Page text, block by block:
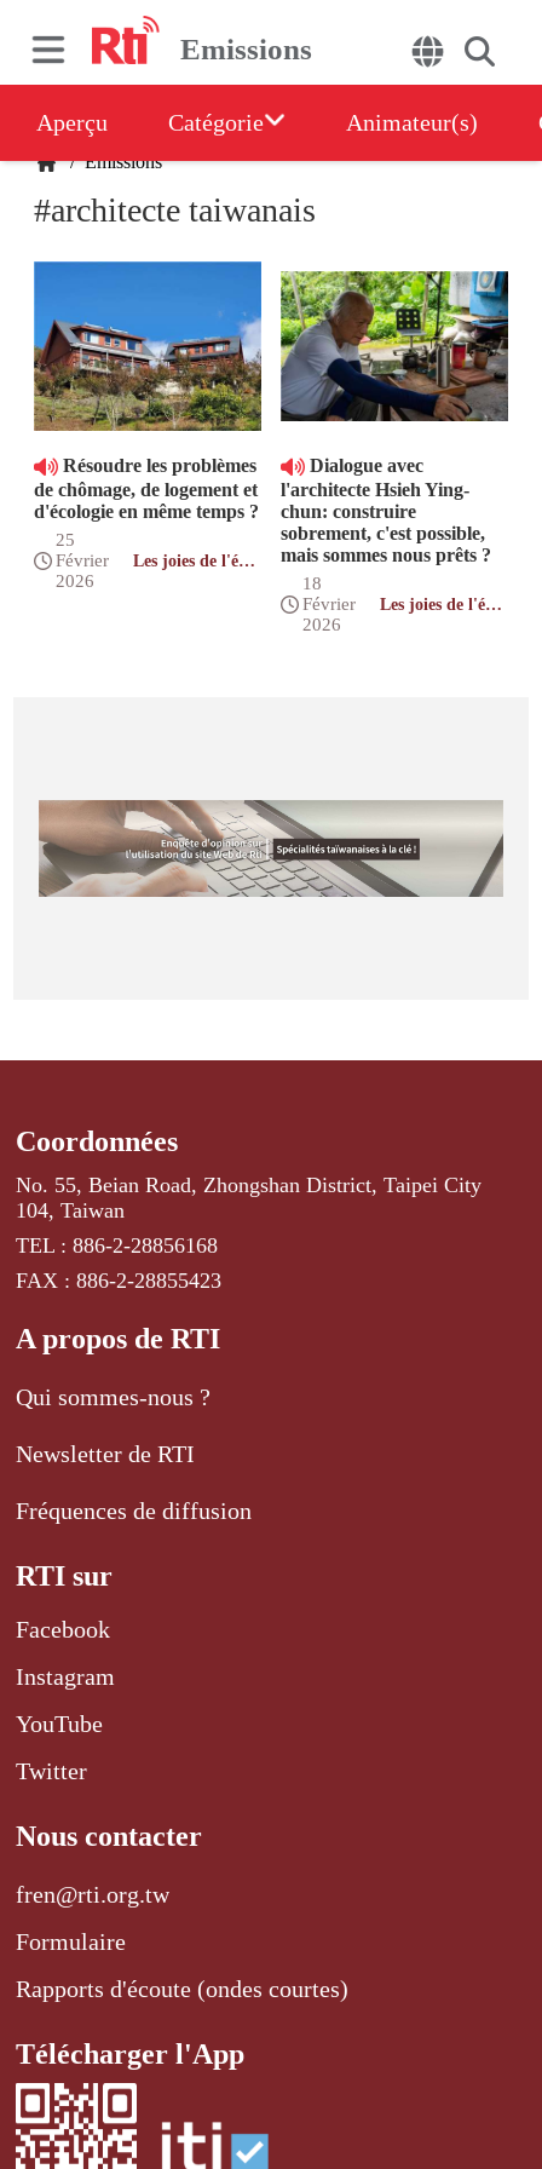
Emissions
Aperçu Catégorie Animateur(s)
/Emissions
#architecte taiwanais
Résoudre les problèmes
de chômage, de logement et
d'écologie en même temps ?
25
Février
2026
Les joies de l'éco-
Dialogue avec
l'architecte Hsieh Ying-
chun: construire
sobrement, c'est possible,
mais sommes nous prêts ?
18
Février
2026
Les joies de l'éco-
Coordonnées
No. 55, Beian Road, Zhongshan District, Taipei City
104, Taiwan
TEL : 886-2-28856168
FAX : 886-2-28855423
A propos de RTI
Qui sommes-nous ?
Newsletter de RTI
Fréquences de diffusion
RTI sur
Facebook
Instagram
YouTube
Twitter
Nous contacter
fren@rti.org.tw
Formulaire
Rapports d'écoute (ondes courtes)
Télécharger l'App